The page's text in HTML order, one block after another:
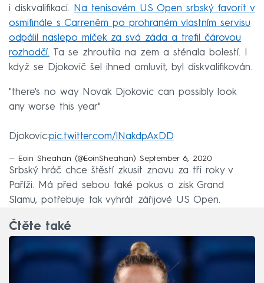
i diskvalifikaci. Na tenisovém US Open srbský favorit v
osmifinále s Carreněm po prohraném vlastním servisu
odpálil naslepo míček za svá záda a trefil čárovou
rozhodčí. Ta se zhroutila na zem a sténala bolestí. I
když se Djokovič šel ihned omluvit, byl diskvalifikován.
"there's no way Novak Djokovic can possibly look
any worse this year"
Djokovic:pic.twitter.com/lNakdpAxDD
— Eoin Sheahan (@EoinSheahan) September 6, 2020
Srbský hráč chce štěstí zkusit znovu za tři roky v
Paříži. Má před sebou také pokus o zisk Grand
Slamu, potřebuje tak vyhrát zářijové US Open.
Čtěte také